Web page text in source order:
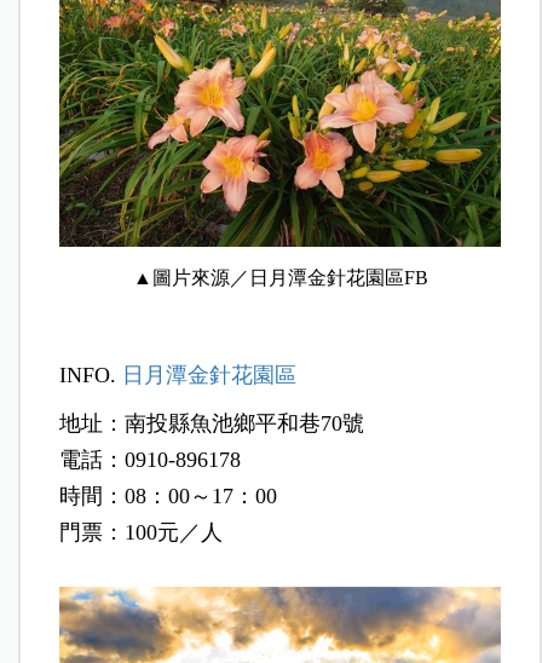
▲圖片來源／日月潭金針花園區FB
INFO. 日月潭金針花園區
地址：南投縣魚池鄉平和巷70號
電話：0910-896178
時間：08：00～17：00
門票：100元／人